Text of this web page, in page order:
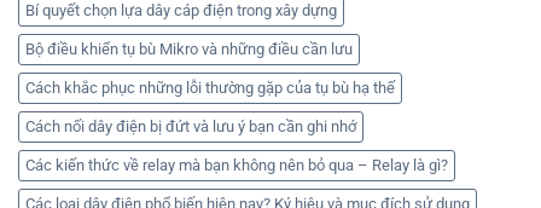
Bí quyết chọn lựa dây cáp điện trong xây dựng
Bộ điều khiển tụ bù Mikro và những điều cần lưu
Cách khắc phục những lỗi thường gặp của tụ bù hạ thế
Cách nối dây điện bị đứt và lưu ý bạn cần ghi nhớ
Các kiến thức về relay mà bạn không nên bỏ qua – Relay là gì?
Các loại dây điện phổ biến hiện nay? Ký hiệu và mục đích sử dụng